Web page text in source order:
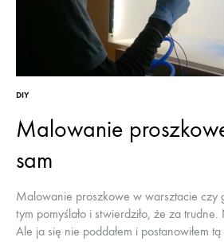
DIY
Malowanie
sam
Malowanie proszkowe w warsztacie czy
tym pomyślało i stwierdziło, że za
Ale ja się nie poddałem i postanowiłem